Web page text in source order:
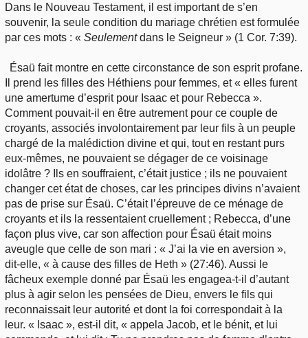
Dans le Nouveau Testament, il est important de s’en
souvenir, la seule condition du mariage chrétien est formulée
par ces mots : « Seulementdans le Seigneur » (1 Cor. 7:39).
Ésaü fait montre en cette circonstance de son esprit profane.
Il prend les filles des Héthiens pour femmes, et « elles furent
une amertume d’esprit pour Isaac et pour Rebecca ».
Comment pouvait-il en être autrement pour ce couple de
croyants, associés involontairement par leur fils à un peuple
chargé de la malédiction divine et qui, tout en restant purs
eux-mêmes, ne pouvaient se dégager de ce voisinage
idolâtre ? Ils en souffraient, c’était justice ; ils ne pouvaient
changer cet état de choses, car les principes divins n’avaient
pas de prise sur Ésaü. C’était l’épreuve de ce ménage de
croyants et ils la ressentaient cruellement ; Rebecca, d’une
façon plus vive, car son affection pour Ésaü était moins
aveugle que celle de son mari : « J’ai la vie en aversion »,
dit-elle, « à cause des filles de Heth » (27:46). Aussi le
fâcheux exemple donné par Ésaü les engagea-t-il d’autant
plus à agir selon les pensées de Dieu, envers le fils qui
reconnaissait leur autorité et dont la foi correspondait à la
leur. « Isaac », est-il dit, « appela Jacob, et le bénit, et lui